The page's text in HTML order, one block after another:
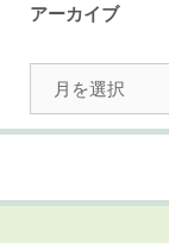
アーカイブ
カ